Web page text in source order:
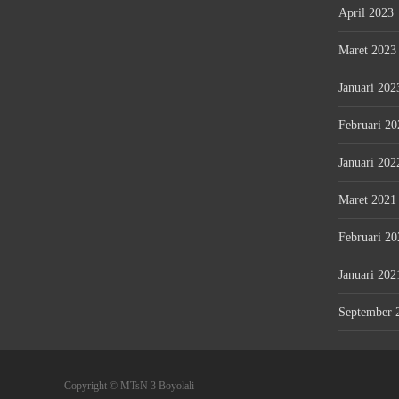
April 2023
Maret 2023
Januari
Februari
Januari
Maret 2021
Februari
Januari
September
Copyright © MTsN 3 Boyolali